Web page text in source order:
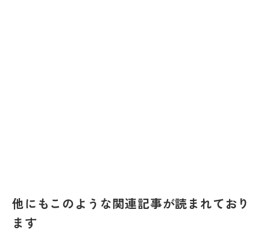
他にもこのような関連記事が読まれており
ます